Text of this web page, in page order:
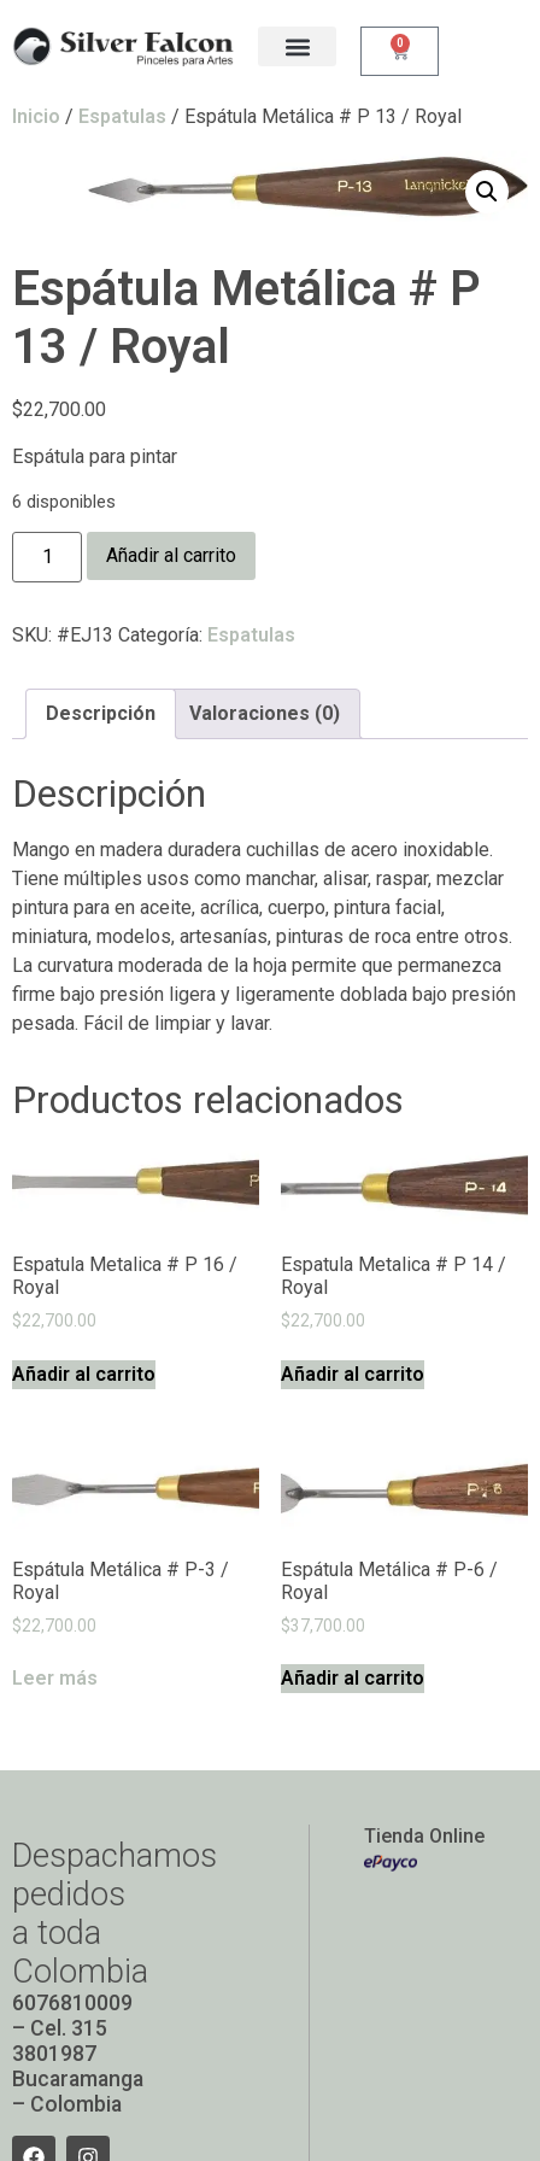
0
Inicio / Espatulas / Espátula Metálica # P 13 / Royal
Espátula Metálica # P
13 / Royal
$22,700.00
Espátula para pintar
6 disponibles
Añadir al carrito
SKU: #EJ13 Categoría: Espatulas
Descripción Valoraciones (0)
Descripción
Mango en madera duradera cuchillas de acero inoxidable.
Tiene múltiples usos como manchar, alisar, raspar, mezclar
pintura para en aceite, acrílica, cuerpo, pintura facial,
miniatura, modelos, artesanías, pinturas de roca entre otros.
La curvatura moderada de la hoja permite que permanezca
firme bajo presión ligera y ligeramente doblada bajo presión
pesada. Fácil de limpiar y lavar.
Productos relacionados
Espatula Metalica # P 16 /
Royal
$22,700.00
Añadir al carrito
Espatula Metalica # P 14 /
Royal
$22,700.00
Añadir al carrito
Espátula Metálica # P-3 /
Royal
$22,700.00
Leer más
Espátula Metálica # P-6 /
Royal
$37,700.00
Añadir al carrito
Despachamos
pedidos
a toda
Colombia
6076810009
– Cel. 315
3801987
Bucaramanga
– Colombia
Tienda Online